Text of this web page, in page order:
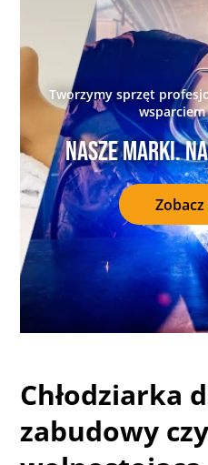
Tworzymy sprzęt
Nasze marki.
Chłodziarka
zabudowy czy